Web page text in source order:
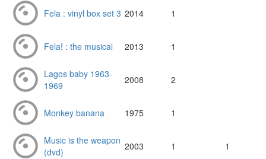
Fela : vinyl box set 3 2014 1
Fela! : the musical 2013 1
Lagos baby 1963-
1969
2008 2
Monkey banana 1975 1
Music is the weapon
(dvd)
2003 1 1